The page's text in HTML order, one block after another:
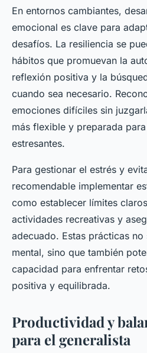
En entornos cambiantes,
emocional es clave para
desafíos. La resiliencia se
hábitos que promuevan la
reflexión positiva y la
cuando sea necesario.
emociones difíciles sin
más flexible y preparada
estresantes.
Para gestionar el estrés y
recomendable implementar
como establecer límites
actividades recreativas y
adecuado. Estas prácticas
mental, sino que también
capacidad para enfrentar
positiva y equilibrada.
Productividad y
para el generalista